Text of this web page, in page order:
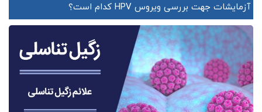
آزمایشات جهت بررسی ویروس HPV کدام است؟